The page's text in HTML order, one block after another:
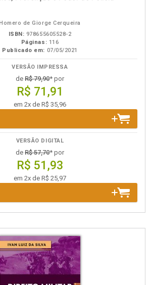
de Giorge Cerqueira
ISBN: 978655605528-2
Páginas: 116
Publicado em: 07/05/2021
VERSÃO IMPRESSA
de R$ 79,90* por
R$ 71,91
em 2x de R$ 35,96
VERSÃO DIGITAL
de R$ 57,70* por
R$ 51,93
em 2x de R$ 25,97